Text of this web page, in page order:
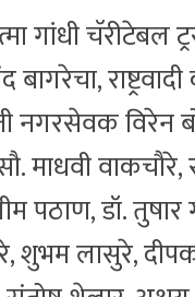
गांधी चॅरीटेबल
नगरसेवक विरेन
माधवी वाकचौरे,
पठाण, डॉ. तुषार
शुभम लासुरे,